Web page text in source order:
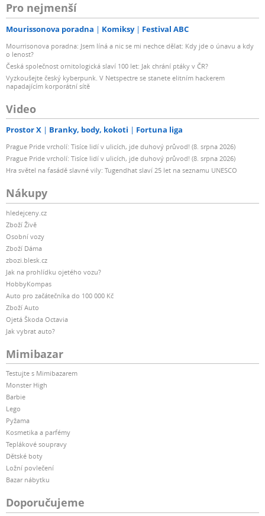
Pro nejmenší
Mourissonova poradna Komiksy Festival ABC
Mourrisonova poradna: Jsem líná a nic se mi nechce dělat: Kdy jde o únavu a kdy
o lenost?
Česká společnost ornitologická slaví 100 let: Jak chrání ptáky v ČR?
Vyzkoušejte český kyberpunk. V Netspectre se stanete elitním hackerem
napadajícím korporátní sítě
Video
Prostor X Branky, body, kokoti Fortuna liga
Prague Pride vrcholí: Tisíce lidí v ulicích, jde duhový průvod! (8. srpna 2026)
Prague Pride vrcholí: Tisíce lidí v ulicích, jde duhový průvod! (8. srpna 2026)
Hra světel na fasádě slavné vily: Tugendhat slaví 25 let na seznamu UNESCO
Nákupy
hledejceny.cz
Zboží Živě
Osobní vozy
Zboží Dáma
zbozi.blesk.cz
Jak na prohlídku ojetého vozu?
HobbyKompas
Auto pro začátečníka do 100 000 Kč
Zboží Auto
Ojetá Škoda Octavia
Jak vybrat auto?
Mimibazar
Testujte s Mimibazarem
Monster High
Barbie
Lego
Pyžama
Kosmetika a parfémy
Teplákové soupravy
Dětské boty
Ložní povlečení
Bazar nábytku
Doporučujeme